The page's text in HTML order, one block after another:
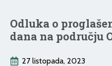
Odluka o
dana na području
27 listopada, 2023